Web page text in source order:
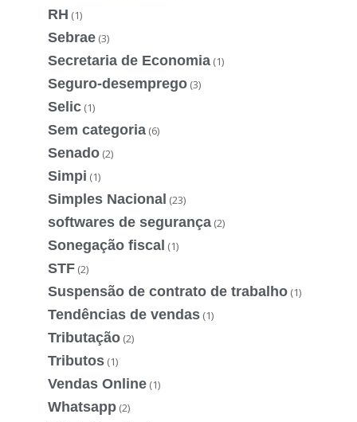
RH (1)
Sebrae (3)
Secretaria de Economia (1)
Seguro-desemprego (3)
Selic (1)
Sem categoria (6)
Senado (2)
Simpi (1)
Simples Nacional (23)
softwares de segurança (2)
Sonegação fiscal (1)
STF (2)
Suspensão de contrato de trabalho (1)
Tendências de vendas (1)
Tributação (2)
Tributos (1)
Vendas Online (1)
Whatsapp (2)